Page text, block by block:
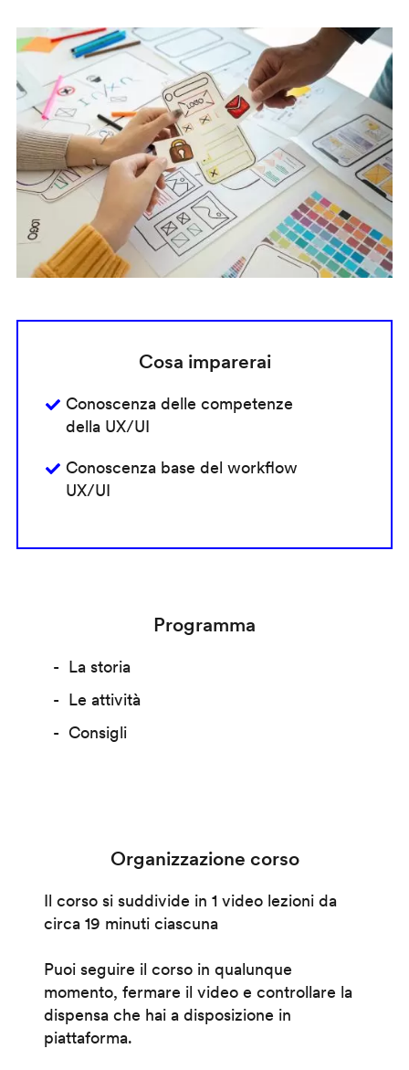
Cosa imparerai
Conoscenza delle competenze
della UX/UI
Conoscenza base del workflow
UX/UI
Programma
La storia
Le attività
Consigli
Organizzazione corso
Il corso si suddivide in 1 video lezioni da
circa 19 minuti ciascuna
Puoi seguire il corso in qualunque
momento, fermare il video e controllare la
dispensa che hai a disposizione in
piattaforma.